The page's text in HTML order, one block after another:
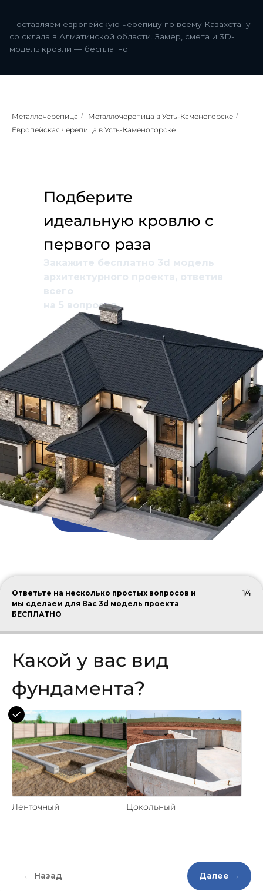
Поставляем европейскую черепицу по всему Казахстану
со склада в Алматинской области. Замер, смета и 3D-
модель кровли — бесплатно.
Металлочерепица / Металлочерепица в Усть-Каменогорске /
Европейская черепица в Усть-Каменогорске
ПОДОБРАТЬ КРОВЛЮ
Подберите
идеальную кровлю с
первого раза
Закажите бесплатно 3d модель
архитектурного проекта, ответив
всего
на 5 вопросов
Ответьте на несколько простых вопросов и
мы сделаем для Вас 3d модель проекта
БЕСПЛАТНО
1/4
Какой у вас вид
фундамента?
Ленточный Цокольный
← Назад Далее →